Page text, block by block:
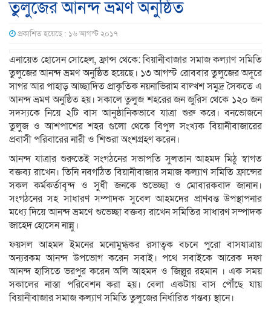
তুলুজের আনন্দ ভ্রমণ অনুষ্ঠিত
প্রকাশিত হয়েছে : ১৬ আগস্ট ২০১৭
এনায়েত হোসেন সোহেল, ফ্রান্স থেকে: বিয়ানীবাজার সমাজ কল্যাণ সমিতি
তুলুজের আনন্দ ভ্রমণ অনুষ্ঠিত হয়েছে। ১৩ আগস্ট রোববার তুলুজের অদূরে
সাগর আর পাহাড় আচ্ছাদিত প্রাকৃতিক নয়নাভিরাম বাল্খশ সমুদ্র সৈকতে এ
আনন্দ ভ্রমণ অনুষ্ঠিত হয়। সকালে তুলুজ শহরের জন জুরিস থেকে ১২০ জন
সদস্যকে নিয়ে ২টি বাস আনুষ্ঠানিকভাবে যাত্রা শুরু করে। বনভোজনে
তুলুজ ও আশপাশের শহর গুলো থেকে বিপুল সংখ্যক বিয়ানীবাজারের
প্রবাসী পরিবারের নারী ও শিশুরা অংশগ্রহণ করেন।
আনন্দ যাত্রার শুরুতেই সংগঠনের সভাপতি সুলতান আহমদ মিঠু স্বাগত
বক্তব্য রাখেন। তিনি নবগঠিত বিয়ানীবাজার সমাজ কল্যাণ সমিতি ফ্রান্সের
সকল কর্মকর্তাবৃন্দ ও সুধী জনকে শুভেচ্ছা ও মোবারকবাদ জানান।
সংগঠনের সহ সাধারণ সম্পাদক সুবেল আহমদের প্রাণবন্ত উপস্থাপনার
মধ্যে দিয়ে আনন্দ ভ্রমণে শুভেচ্ছা বক্তব্য রাখেন সমিতির সাধারণ সম্পাদক
জাহেদ হোসেন নান্নু।
ফয়সল আহমদ ইমনের মনোমুগ্ধকর রসাত্বক বচনে পুরো বাসযাত্রায়
অন্যরকম আনন্দ উপভোগ করেন সবাই। পথে সবাইকে আরেক দফা
আনন্দ হাসিতে ভরপুর করেন অলি আহমদ ও জিল্লুর রহমান । এক সময়
সকালের নাস্তা পরিবেশন করা হয়। বেলা একটায় বাস পৌঁছে যায়
বিয়ানীবাজার সমাজ কল্যাণ সমিতি তুলুজের নির্ধারিত গন্তব্য স্থানে।